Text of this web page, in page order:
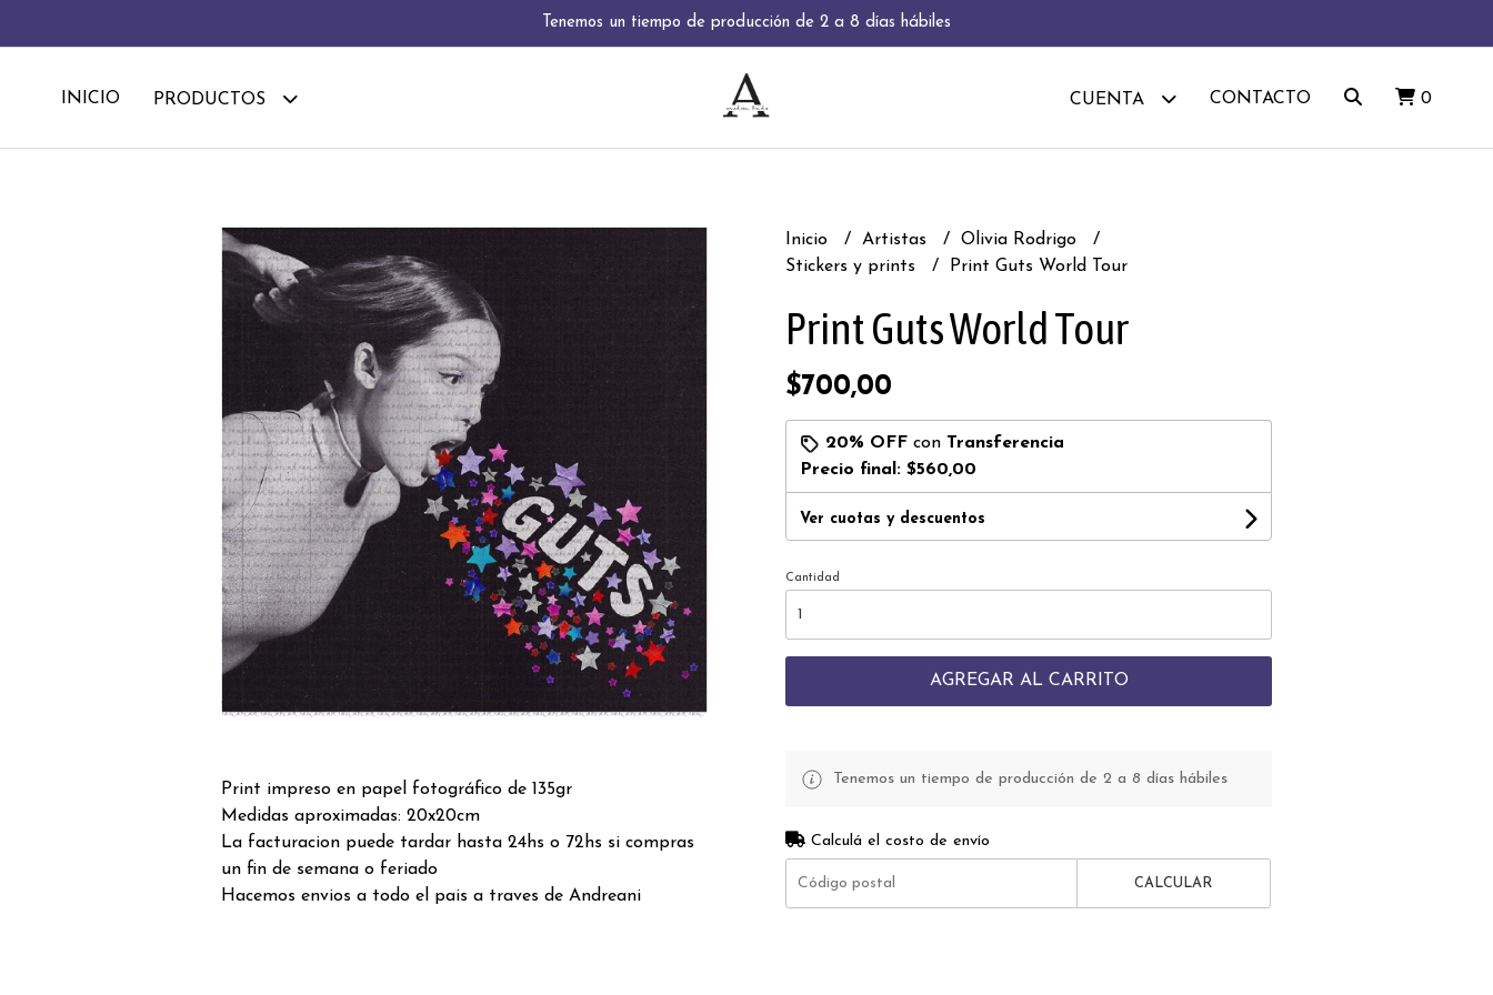
Tenemos un tiempo de producción de 2 a 8 días hábiles
INICIO PRODUCTOS CUENTA CONTACTO 0
Print impreso en papel fotográfico de 135gr
Medidas aproximadas: 20x20cm
La facturacion puede tardar hasta 24hs o 72hs si compras
un fin de semana o feriado
Hacemos envios a todo el pais a traves de Andreani
Inicio Artistas
Olivia Rodrigo
Stickers y prints
Print Guts World Tour
Print Guts World Tour
$700,00
20% OFF con Transferencia
Precio final: $560,00
Ver cuotas y descuentos
Cantidad
AGREGAR AL CARRITO
Tenemos un tiempo de producción de 2 a 8 días hábiles
Calculá el costo de envío
CALCULAR